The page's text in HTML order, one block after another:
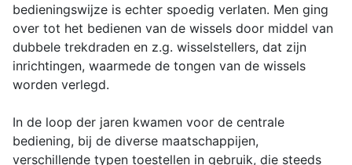
bedieningswijze is echter spoedig verlaten. Men ging
over tot het bedienen van de wissels door middel van
dubbele trekdraden en z.g. wisselstellers, dat zijn
inrichtingen, waarmede de tongen van de wissels
worden verlegd.
In de loop der jaren kwamen voor de centrale
bediening, bij de diverse maatschappijen,
verschillende typen toestellen in gebruik, die steeds